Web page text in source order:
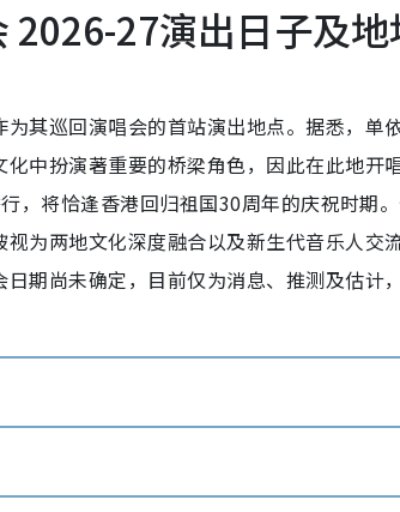
2026-27演出日子及地
其巡回演唱会的首站演出地点。据悉，单
中扮演著重要的桥梁角色，因此在此地开
，将恰逢香港回归祖国30周年的庆祝时期
为两地文化深度融合以及新生代音乐人交
期尚未确定，目前仅为消息、推测及估计